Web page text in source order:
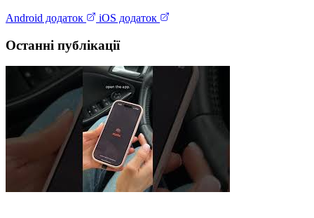
Android додаток iOS додаток
Останні публікації